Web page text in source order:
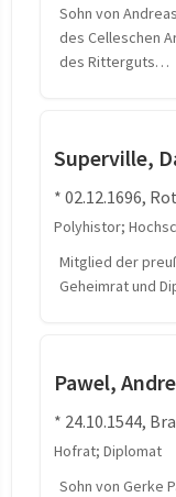
Sohn von
des Celleschen
des Ritterguts…
Superville,
* 02.12.1696,
Polyhistor;
Mitglied der
Geheimrat und
Pawel,
* 24.10.1544,
Hofrat; Diplomat
Sohn von Gerke